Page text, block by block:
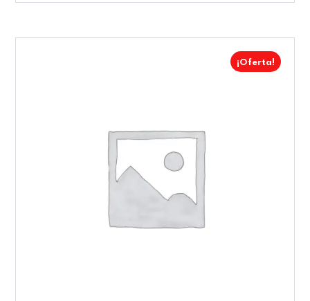
¡Oferta!